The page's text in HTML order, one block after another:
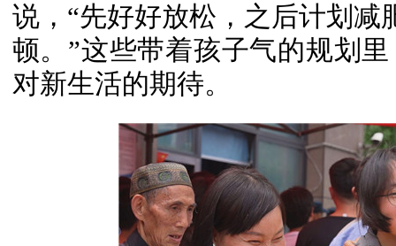
说，“先好好放松，之后计划减
顿。”这些带着孩子气的规划
对新生活的期待。